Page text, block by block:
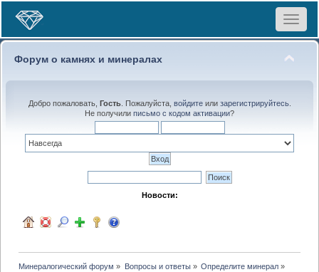
Toggle
Форум о камнях и минералах
Добро пожаловать, Гость. Пожалуйста, войдитеили зарегистрируйтесь.
Не получили письмо с кодом активации?
Новости:
Минералогический форум » Вопросы и ответы» Определите минерал»